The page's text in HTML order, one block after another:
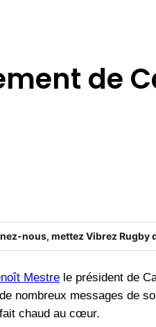
de
nous, mettez Vibrez Rugby
Mestre le président de
nombreux messages de
chaud au cœur.